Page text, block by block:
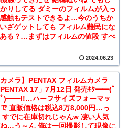
りしてる ダミーのフィルムが入っ
触もテストできるよ…今のうちか
ざゲットしても フィルム難民にな
る？…まずはフィルムの値段 すべ
2024.06.23
カメラ】PENTAX フィルムカメラ
PENTAX 17」7月12日 発売ｷﾀ━━(ﾟ
)━━!!…ハーフサイズフォーマッ
で 直販価格は税込8万8,000円…っ
すでに在庫切れじゃんw 凄い人気
…う～ん 俺は一回撮影して現像に